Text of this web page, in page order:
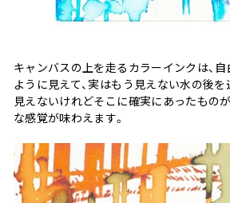
キャンバスの上を走るカラーインクは、
ように見えて、実はもう見えない水の後を
見えないけれどそこに確実にあったもの
な感覚が味わえます。